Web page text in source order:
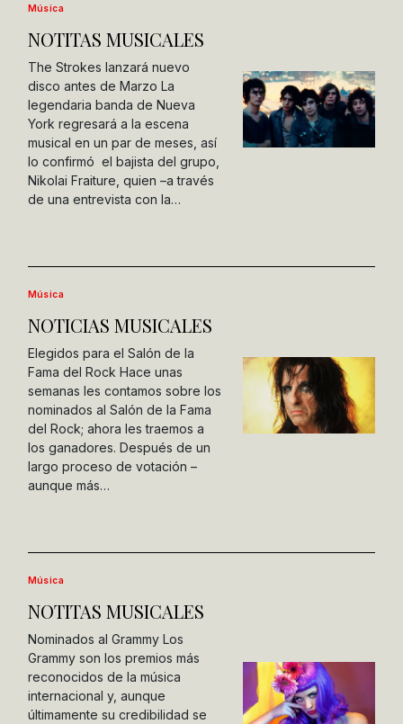
Música
NOTITAS MUSICALES
The Strokes lanzará nuevo
disco antes de Marzo La
legendaria banda de Nueva
York regresará a la escena
musical en un par de meses, así
lo confirmó el bajista del grupo,
Nikolai Fraiture, quien –a través
de una entrevista con la…
Música
NOTICIAS MUSICALES
Elegidos para el Salón de la
Fama del Rock Hace unas
semanas les contamos sobre los
nominados al Salón de la Fama
del Rock; ahora les traemos a
los ganadores. Después de un
largo proceso de votación –
aunque más…
Música
NOTITAS MUSICALES
Nominados al Grammy Los
Grammy son los premios más
reconocidos de la música
internacional y, aunque
últimamente su credibilidad se